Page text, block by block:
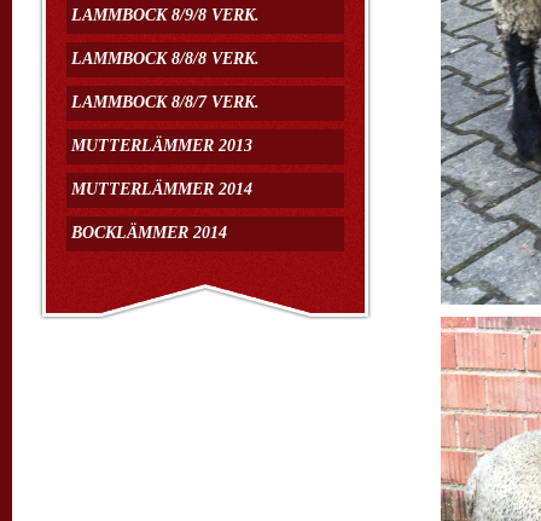
LAMMBOCK 8/9/8 VERK.
LAMMBOCK 8/8/8 VERK.
LAMMBOCK 8/8/7 VERK.
MUTTERLÄMMER 2013
MUTTERLÄMMER 2014
BOCKLÄMMER 2014